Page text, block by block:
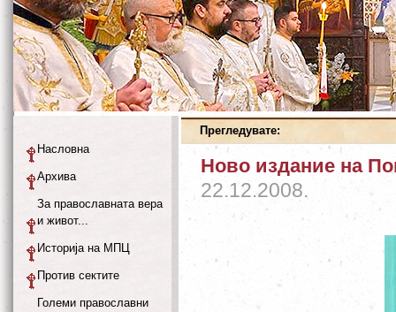
Прегледувате:
Ново издание на
22.12.2008.
Насловна
Архива
За православната вера
и живот...
Историја на МПЦ
Против сектите
Големи православни